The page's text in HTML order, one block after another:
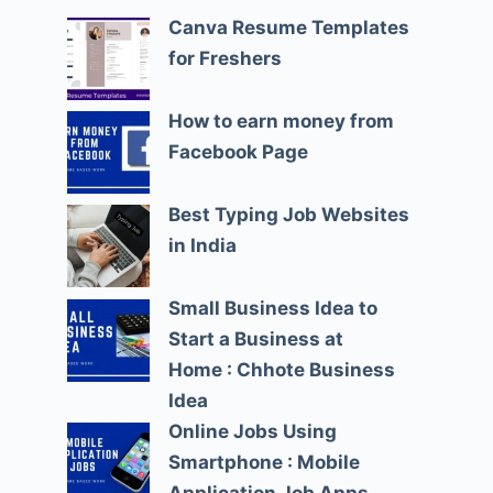
Canva Resume Templates
for Freshers
How to earn money from
Facebook Page
Best Typing Job Websites
in India
Small Business Idea to
Start a Business at
Home : Chhote Business
Idea
Online Jobs Using
Smartphone : Mobile